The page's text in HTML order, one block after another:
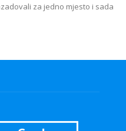
za jedno mjesto i sada